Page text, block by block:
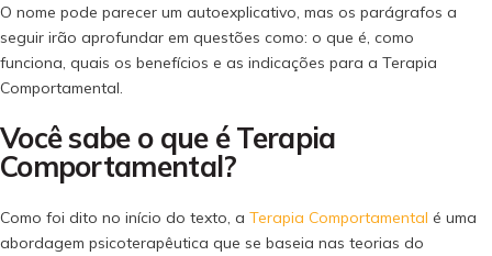
O nome pode parecer um autoexplicativo, mas os parágrafos a
seguir irão aprofundar em questões como: o que é, como
funciona, quais os benefícios e as indicações para a Terapia
Comportamental.
Você sabe o que é Terapia
Comportamental?
Como foi dito no início do texto, a Terapia Comportamental é uma
abordagem psicoterapêutica que se baseia nas teorias do